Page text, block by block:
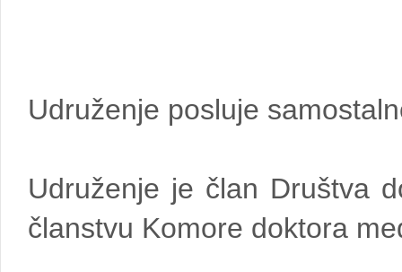
Udruženje posluje
Udruženje je član Društva
članstvu Komore doktora